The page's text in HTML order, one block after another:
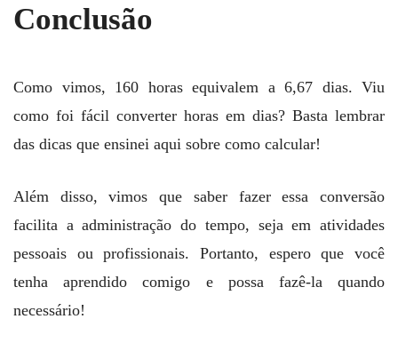
Conclusão
Como vimos, 160 horas equivalem a 6,67 dias. Viu
como foi fácil converter horas em dias? Basta lembrar
das dicas que ensinei aqui sobre como calcular!
Além disso, vimos que saber fazer essa conversão
facilita a administração do tempo, seja em atividades
pessoais ou profissionais. Portanto, espero que você
tenha aprendido comigo e possa fazê-la quando
necessário!